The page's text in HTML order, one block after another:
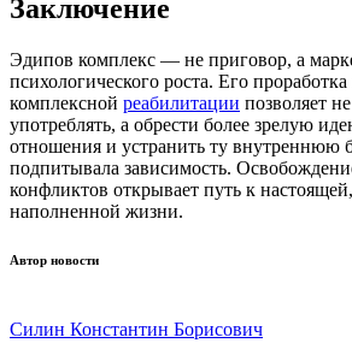
Заключение
Эдипов комплекс — не приговор, а
психологического роста. Его
комплексной реабилитации позволяет
употреблять, а обрести более зрелую
отношения и устранить ту внутреннюю
подпитывала зависимость.
конфликтов открывает путь к
наполненной жизни.
Автор новости
Силин Константин Борисович